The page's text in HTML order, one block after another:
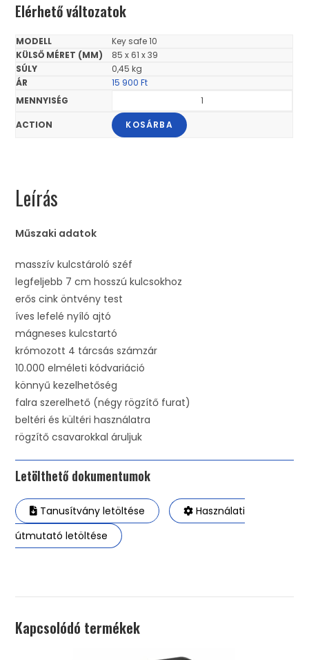
Elérhető változatok
Key safe 10
85 x 61 x 39
0,45 kg
15 900Ft
KOSÁRBA
Leírás
Műszaki adatok
masszív kulcstároló széf
legfeljebb 7 cm hosszú kulcsokhoz
erős cink öntvény test
íves lefelé nyíló ajtó
mágneses kulcstartó
krómozott 4 tárcsás számzár
10.000 elméleti kódvariáció
könnyű kezelhetőség
falra szerelhető (négy rögzítő furat)
beltéri és kültéri használatra
rögzítő csavarokkal áruljuk
Letölthető dokumentumok
Tanusítvány letöltése
Használati
útmutató letöltése
Kapcsolódó termékek